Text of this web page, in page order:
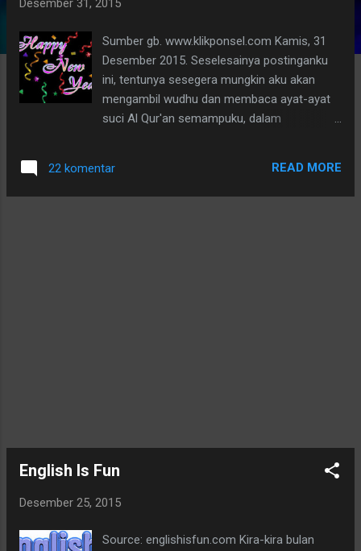
Desember 31, 2015
Sumber gb. www.klikponsel.com Kamis, 31
Desember 2015. Seselesainya postinganku
ini, tentunya sesegera mungkin aku akan
mengambil wudhu dan membaca ayat-ayat
suci Al Qur'an semampuku, dalam
yuk kita bicara sedikit tentang pentingnya
keimanan yang akan membimbing kita ke
22 komentar READ MORE
English Is Fun
Desember 25, 2015
Source: englishisfun.com Kira-kira bulan